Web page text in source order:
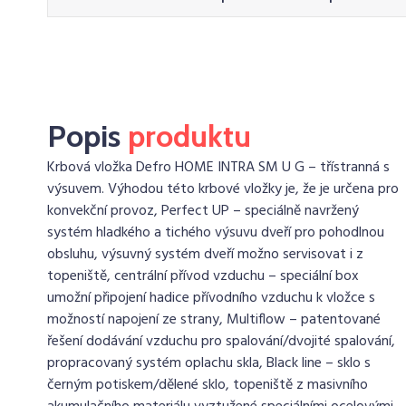
Popis produktu
Krbová vložka Defro HOME INTRA SM U G – třístranná s
výsuvem. Výhodou této krbové vložky je, že je určena pro
konvekční provoz, Perfect UP – speciálně navržený
systém hladkého a tichého výsuvu dveří pro pohodlnou
obsluhu, výsuvný systém dveří možno servisovat i z
topeniště, centrální přívod vzduchu – speciální box
umožní připojení hadice přívodního vzduchu k vložce s
možností napojení ze strany, Multiflow – patentované
řešení dodávání vzduchu pro spalování/dvojité spalování,
propracovaný systém oplachu skla, Black line – sklo s
černým potiskem/dělené sklo, topeniště z masivního